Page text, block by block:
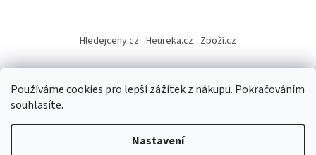
Používáme cookies pro lepší zážitek z nákupu. Pokračováním
souhlasíte.
Nastavení
a
Hledejceny.cz Heureka.cz Zboží.cz